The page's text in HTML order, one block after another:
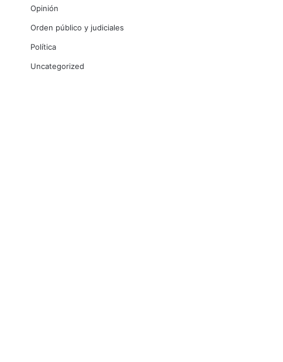
Opinión
Orden público y judiciales
Política
Uncategorized